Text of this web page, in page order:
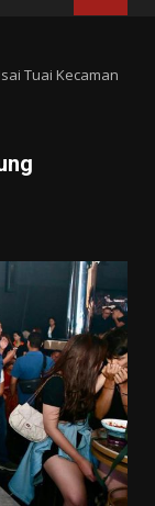
Tuai Kecaman